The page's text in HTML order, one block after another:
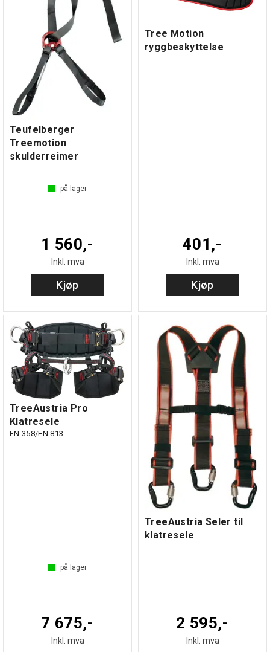
Teufelberger
Treemotion
skulderreimer
på lager
1 560,-
Inkl. mva
Kjøp
Tree Motion
ryggbeskyttelse
401,-
Inkl. mva
Kjøp
TreeAustria Pro
Klatresele
EN 358/EN 813
på lager
7 675,-
Inkl. mva
TreeAustria Seler til
klatresele
2 595,-
Inkl. mva